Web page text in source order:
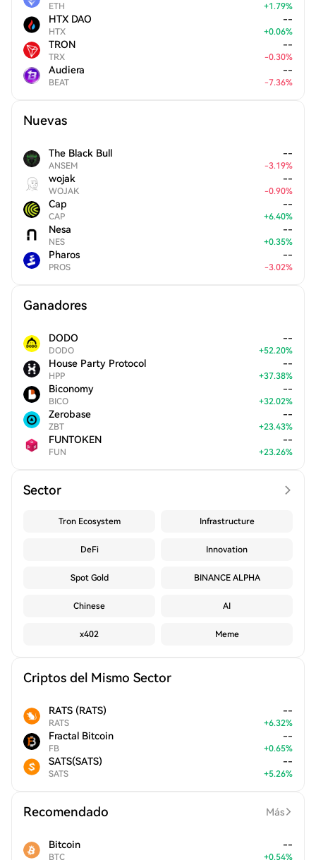
ETH +1.79%
HTX DAO
HTX
--
+0.06%
TRON
TRX
--
-0.30%
Audiera
BEAT
--
-7.36%
Nuevas
The Black Bull
ANSEM
--
-3.19%
wojak
WOJAK
--
-0.90%
Cap
CAP
--
+6.40%
Nesa
NES
--
+0.35%
Pharos
PROS
--
-3.02%
Ganadores
DODO
DODO
--
+52.20%
House Party Protocol
HPP
--
+37.38%
Biconomy
BICO
--
+32.02%
Zerobase
ZBT
--
+23.43%
FUNTOKEN
FUN
--
+23.26%
Sector
Tron Ecosystem Infrastructure
DeFi Innovation
Spot Gold BINANCE ALPHA
Chinese AI
x402 Meme
Criptos del Mismo Sector
RATS (RATS)
RATS
--
+6.32%
Fractal Bitcoin
FB
--
+0.65%
SATS(SATS)
SATS
--
+5.26%
Recomendado Más
Bitcoin
BTC
--
+0.54%